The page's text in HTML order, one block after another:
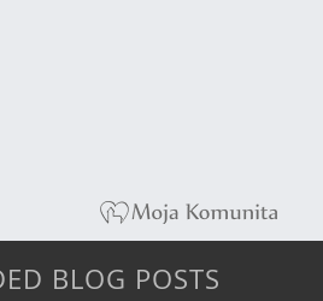
BLOG POSTS